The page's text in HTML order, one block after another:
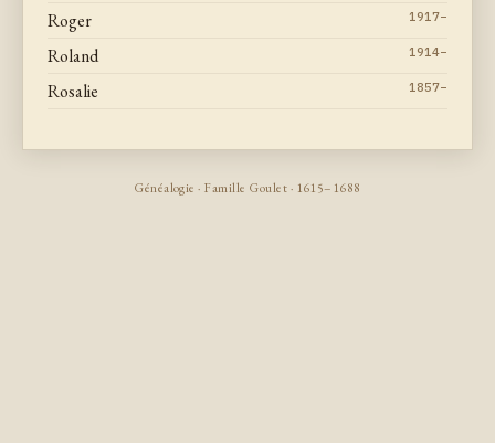
Roger 1917–
Roland 1914–
Rosalie 1857–
Généalogie · Famille Goulet · 1615–1688